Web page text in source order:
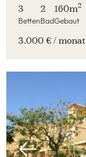
3
Betten
2
Bad
160m2
Gebaut
3.000 € /